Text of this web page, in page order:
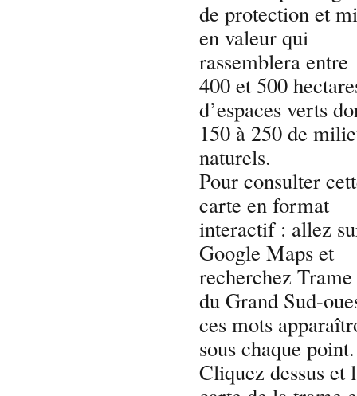
de protection et
en valeur qui
rassemblera entre
400 et 500
d’espaces verts
150 à 250 de
naturels.
Pour consulter
carte en format
interactif : allez
Google Maps et
recherchez
du Grand Sud-
ces mots
sous chaque point.
Cliquez dessus et